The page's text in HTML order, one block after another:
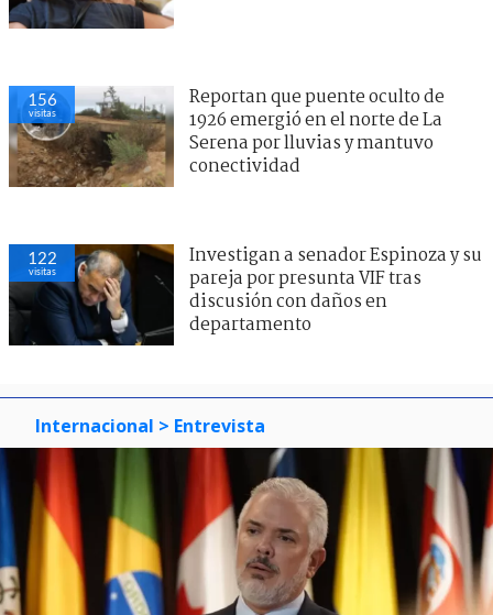
156
visitas
Reportan que puente oculto de
1926 emergió en el norte de La
Serena por lluvias y mantuvo
conectividad
122
visitas
Investigan a senador Espinoza y su
pareja por presunta VIF tras
discusión con daños en
departamento
Internacional > Entrevista